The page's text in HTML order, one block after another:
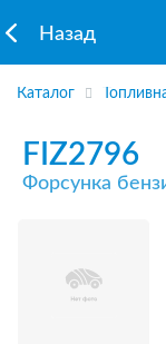
Назад
Каталог
FIZ2796
Форсунка